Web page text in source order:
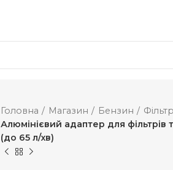
Головна Магазин Бензин
Алюмінієвий адаптер для фільтрів
(до 65 л/хв)